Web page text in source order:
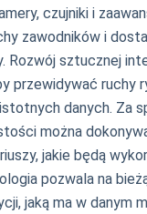
czujniki i
zawodników i
Rozwój sztucznej
przewidywać ruchy
danych. Za
można
jakie będą
pozwala na
jaką ma w danym